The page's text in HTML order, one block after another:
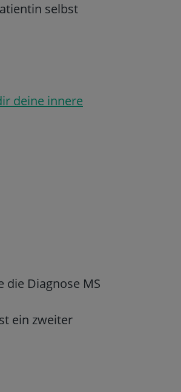
selbst
deine innere
die Diagnose MS
ein zweiter